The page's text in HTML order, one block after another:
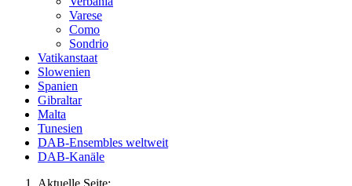
Varese
Como
Sondrio
Vatikanstaat
Slowenien
Spanien
Gibraltar
Malta
Tunesien
DAB-Ensembles weltweit
DAB-Kanäle